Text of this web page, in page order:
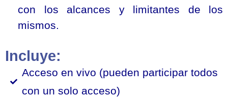
con los alcances y limitantes de los
mismos.
Incluye:
Acceso en vivo (pueden participar todos
con un solo acceso)